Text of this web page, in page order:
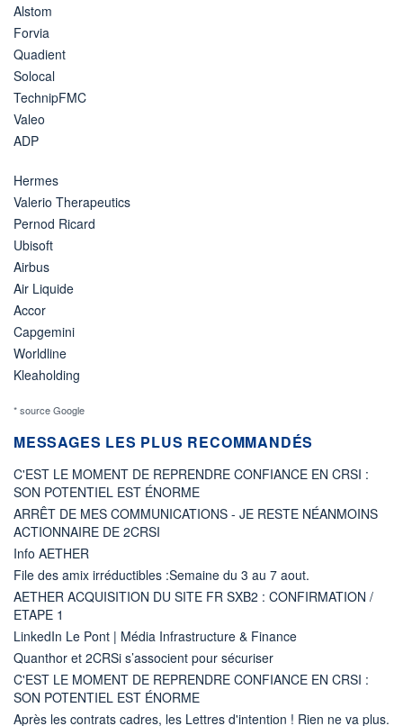
Alstom
Forvia
Quadient
Solocal
TechnipFMC
Valeo
ADP
Hermes
Valerio Therapeutics
Pernod Ricard
Ubisoft
Airbus
Air Liquide
Accor
Capgemini
Worldline
Kleaholding
* source Google
MESSAGES LES PLUS RECOMMANDÉS
C'EST LE MOMENT DE REPRENDRE CONFIANCE EN CRSI :
SON POTENTIEL EST ÉNORME
ARRÊT DE MES COMMUNICATIONS - JE RESTE NÉANMOINS
ACTIONNAIRE DE 2CRSI
Info AETHER
File des amix irréductibles :Semaine du 3 au 7 aout.
AETHER ACQUISITION DU SITE FR SXB2 : CONFIRMATION /
ETAPE 1
LinkedIn Le Pont | Média Infrastructure & Finance
Quanthor et 2CRSi s’associent pour sécuriser
C'EST LE MOMENT DE REPRENDRE CONFIANCE EN CRSI :
SON POTENTIEL EST ÉNORME
Après les contrats cadres, les Lettres d'intention ! Rien ne va plus.